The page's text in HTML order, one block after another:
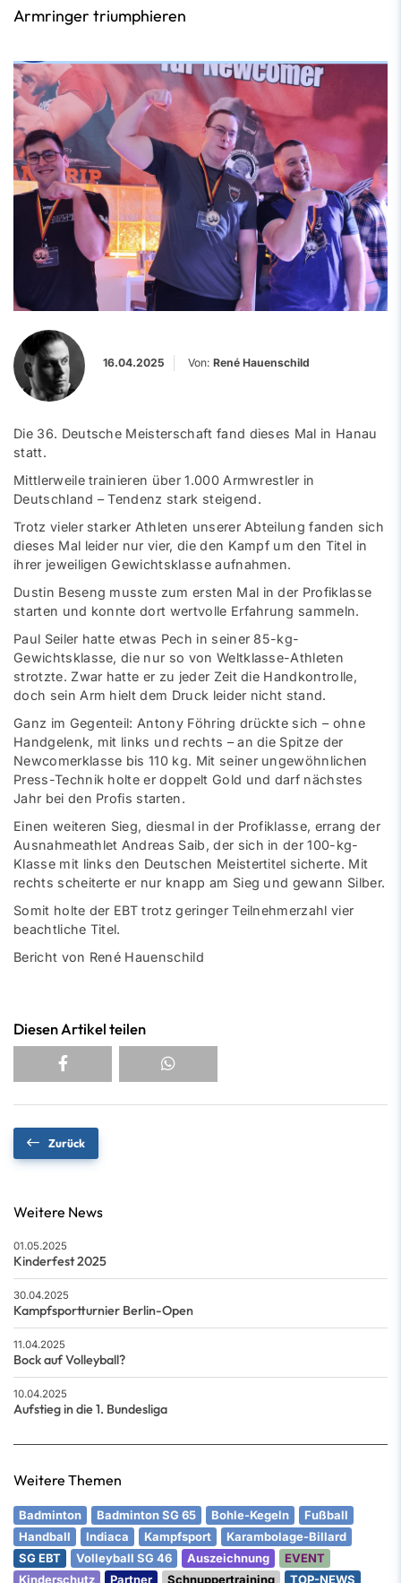
Armringer triumphieren
16.04.2025 Von: René Hauenschild
Die 36. Deutsche Meisterschaft fand dieses Mal in Hanau
statt.
Mittlerweile trainieren über 1.000 Armwrestler in
Deutschland – Tendenz stark steigend.
Trotz vieler starker Athleten unserer Abteilung fanden sich
dieses Mal leider nur vier, die den Kampf um den Titel in
ihrer jeweiligen Gewichtsklasse aufnahmen.
Dustin Beseng musste zum ersten Mal in der Profiklasse
starten und konnte dort wertvolle Erfahrung sammeln.
Paul Seiler hatte etwas Pech in seiner 85-kg-
Gewichtsklasse, die nur so von Weltklasse-Athleten
strotzte. Zwar hatte er zu jeder Zeit die Handkontrolle,
doch sein Arm hielt dem Druck leider nicht stand.
Ganz im Gegenteil: Antony Föhring drückte sich – ohne
Handgelenk, mit links und rechts – an die Spitze der
Newcomerklasse bis 110 kg. Mit seiner ungewöhnlichen
Press-Technik holte er doppelt Gold und darf nächstes
Jahr bei den Profis starten.
Einen weiteren Sieg, diesmal in der Profiklasse, errang der
Ausnahmeathlet Andreas Saib, der sich in der 100-kg-
Klasse mit links den Deutschen Meistertitel sicherte. Mit
rechts scheiterte er nur knapp am Sieg und gewann Silber.
Somit holte der EBT trotz geringer Teilnehmerzahl vier
beachtliche Titel.
Bericht von René Hauenschild
Diesen Artikel teilen
Zurück
Weitere News
01.05.2025
Kinderfest 2025
30.04.2025
Kampfsportturnier Berlin-Open
11.04.2025
Bock auf Volleyball?
10.04.2025
Aufstieg in die 1. Bundesliga
Weitere Themen
Badminton Badminton SG 65 Bohle-Kegeln
Fußball
Handball
Indiaca Kampfsport
Karambolage-Billard
SG EBT
Volleyball SG 46 Auszeichnung
EVENT
Kinderschutz
Partner Schnuppertraining TOP-NEWS